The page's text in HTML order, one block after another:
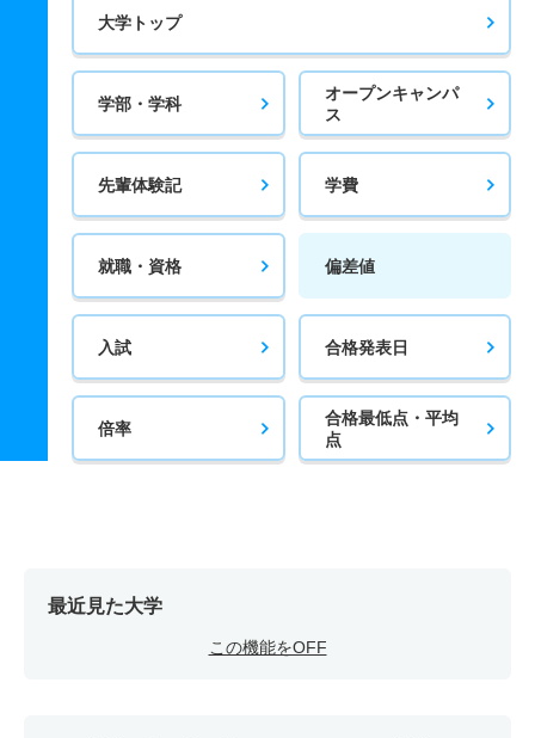
大学トップ
学部・学科
オープンキャンパ
ス
先輩体験記 学費
就職・資格 偏差値
入試 合格発表日
倍率
合格最低点・平均
点
最近見た大学
この機能をOFF